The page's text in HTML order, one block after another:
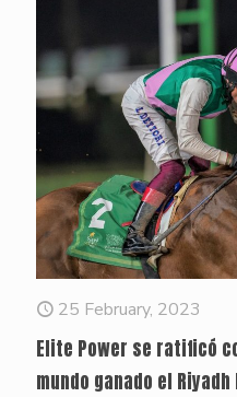
25 February, 2023
Elite Power se ratificó
mundo ganado el